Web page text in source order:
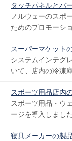
タッチパネルとバ
ノルウェーのスポ
ためのプロモーシ
スーパーマケット
システムインテグ
いて、店内の冷凍
スポーツ用品店内
スポーツ用品・ウ
ージを導入しまし
寝具メーカーの製